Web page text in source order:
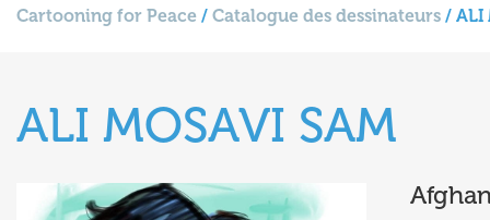
Cartooning for Peace / Catalogue des dessinateurs / ALI
ALI MOSAVI SAM